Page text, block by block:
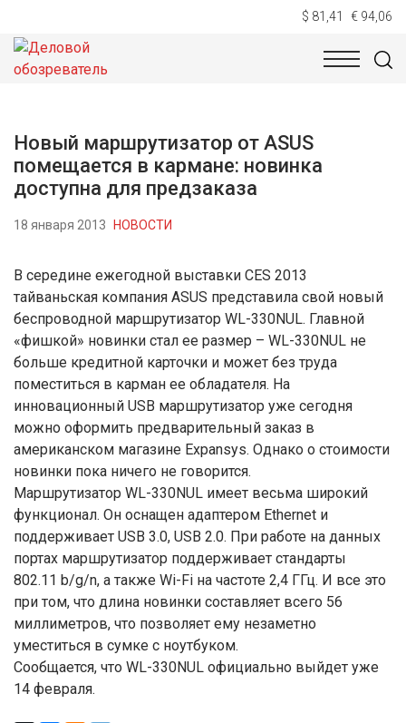
$ 81,41 € 94,06
НОВОСТИ
Новый маршрутизатор от ASUS
помещается в кармане: новинка
доступна для предзаказа
18 января 2013 НОВОСТИ
В середине ежегодной выставки CES 2013
тайваньская компания ASUS представила свой новый
беспроводной маршрутизатор WL-330NUL. Главной
«фишкой» новинки стал ее размер – WL-330NUL не
больше кредитной карточки и может без труда
поместиться в карман ее обладателя. На
инновационный USB маршрутизатор уже сегодня
можно оформить предварительный заказ в
американском магазине Expansys. Однако о стоимости
новинки пока ничего не говорится.
Маршрутизатор WL-330NUL имеет весьма широкий
функционал. Он оснащен адаптером Ethernet и
поддерживает USB 3.0, USB 2.0. При работе на данных
портах маршрутизатор поддерживает стандарты
802.11 b/g/n, а также Wi-Fi на частоте 2,4 ГГц. И все это
при том, что длина новинки составляет всего 56
миллиметров, что позволяет ему незаметно
уместиться в сумке с ноутбуком.
Сообщается, что WL-330NUL официально выйдет уже
14 февраля.